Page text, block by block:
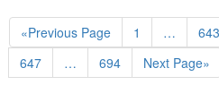
«Previous Page 1 … 643
647
… 694 Next Page»